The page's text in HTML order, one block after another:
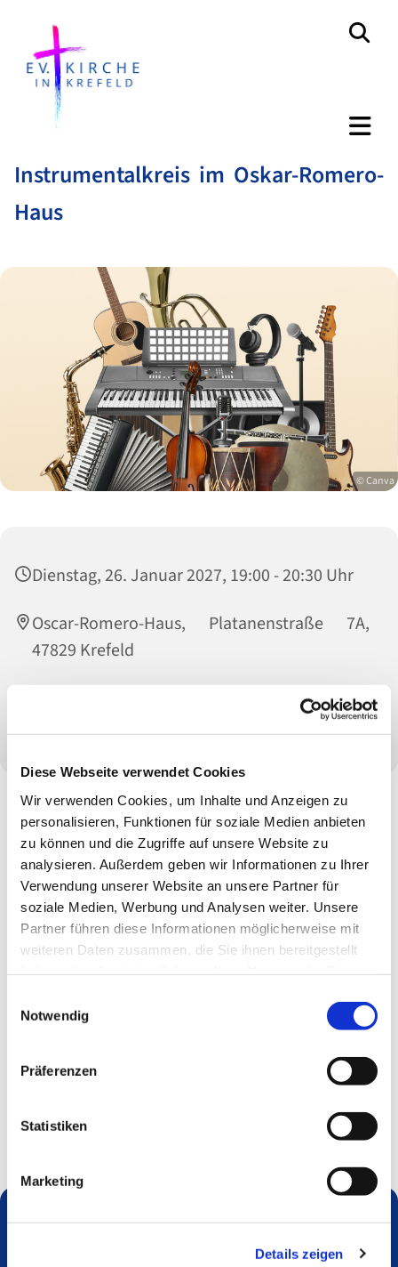
Diese Webseite verwendet Cookies
Wir verwenden Cookies, um Inhalte und Anzeigen zu
personalisieren, Funktionen für soziale Medien anbieten
zu können und die Zugriffe auf unsere Website zu
analysieren. Außerdem geben wir Informationen zu Ihrer
Verwendung unserer Website an unsere Partner für
soziale Medien, Werbung und Analysen weiter. Unsere
Partner führen diese Informationen möglicherweise mit
weiteren Daten zusammen, die Sie ihnen bereitgestellt
Notwendig
Präferenzen
Statistiken
Marketing
Details zeigen
Instrumentalkreis im Oskar-Romero-
Haus
© Canva
Dienstag, 26. Januar 2027, 19:00 - 20:30 Uhr
Oscar-Romero-Haus, Platanenstraße 7A,
47829 Krefeld
Leitung: Gerwin Strauch, Kontakt: Gaby
Alle Veranstaltungen und Termine unter Vorbehalt!
Dies könnte Sie auch interessieren